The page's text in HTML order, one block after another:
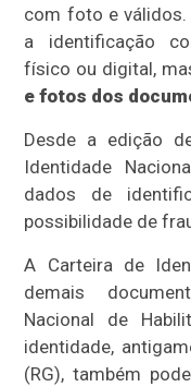
com foto e válidos.
a identificação
físico ou digital,
e fotos dos
Desde a edição
Identidade
dados de
possibilidade de
A Carteira de
demais
Nacional de
identidade,
(RG), também